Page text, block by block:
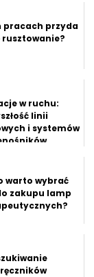
pracach przyda
rusztowanie?
w ruchu:
linii
i systemów
warto wybrać
zakupu lamp